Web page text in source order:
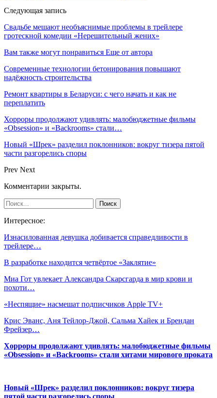
Следующая запись
Свадьбе мешают необъяснимые проблемы в трейлере
гротескной комедии «Нерешительный жених»
Вам также могут понравиться Еще от автора
Современные технологии бетонирования повышают
надёжность строительства
Ремонт квартиры в Беларуси: с чего начать и как не
переплатить
Хорроры продолжают удивлять: малобюджетные фильмы
«Obsession» и «Backrooms» стали…
Новый «Шрек» разделил поклонников: вокруг тизера пятой
части разгорелись споры
Prev Next
Комментарии закрыты.
Интересное:
Изнасилованная девушка добивается справедливости в
трейлере…
В разработке находится четвёртое «Заклятие»
Миа Гот увлекает Александра Скарсгарда в мир крови и
похоти…
«Неспящие» насмешат подписчиков Apple TV+
Крис Эванс, Аня Тейлор-Джой, Сальма Хайек и Брендан
Фрейзер…
Хорроры продолжают удивлять: малобюджетные фильмы
«Obsession» и «Backrooms» стали хитами мирового проката
Новый «Шрек» разделил поклонников: вокруг тизера
пятой части разгорелись споры